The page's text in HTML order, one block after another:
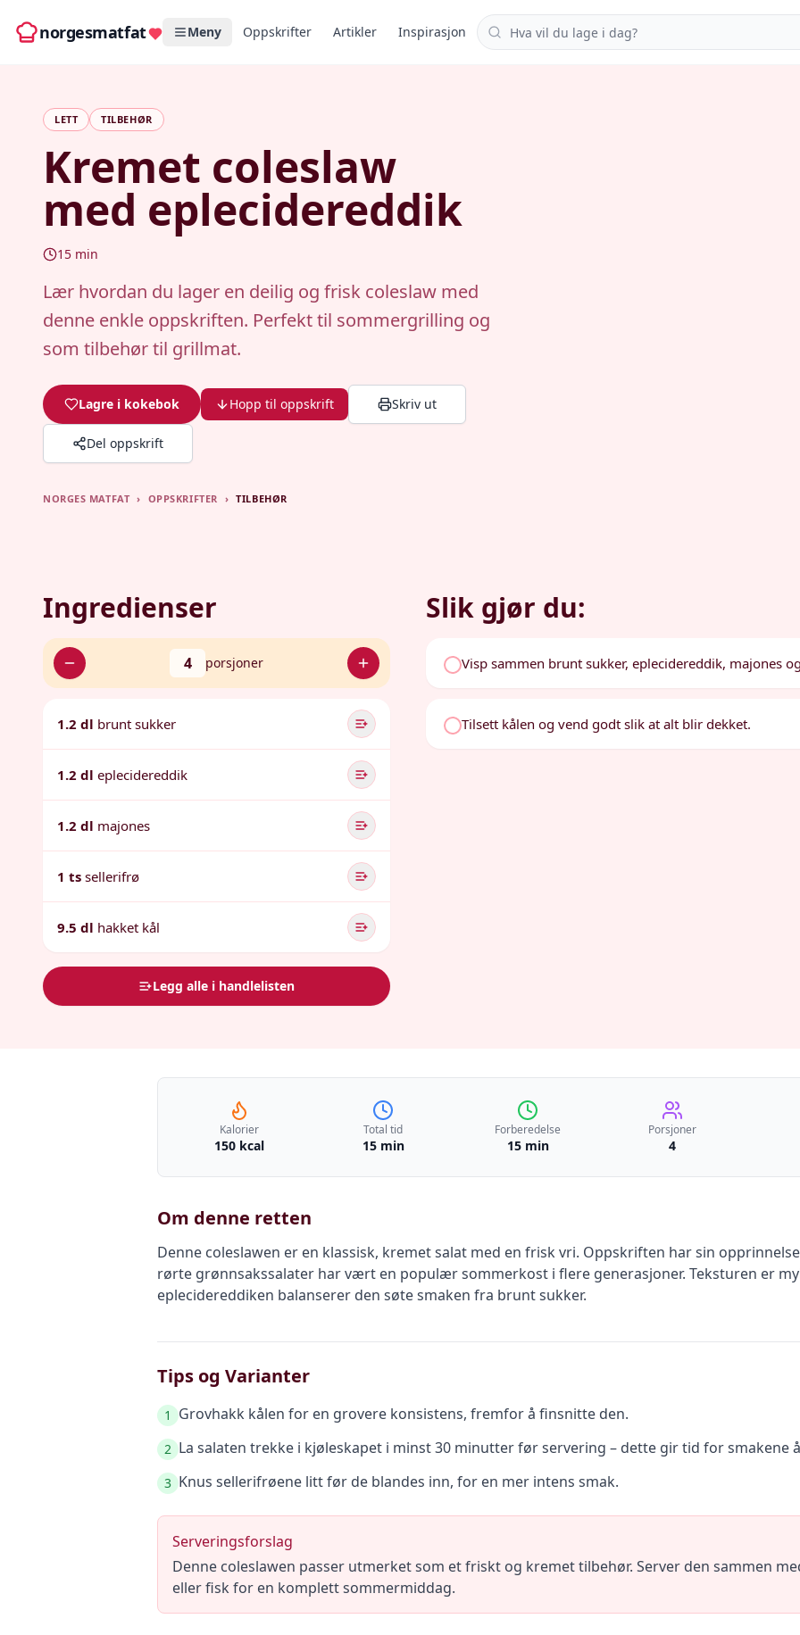
norgesmatfat Meny Oppskrifter Artikler Inspirasjon Søk i oppskrifter
LETT TILBEHØR
Kremet coleslaw
med eplecidereddik
15 min
Lær hvordan du lager en deilig og frisk coleslaw med
denne enkle oppskriften. Perfekt til sommergrilling og
som tilbehør til grillmat.
Lagre i kokebok Hopp til oppskrift Skriv ut
Del oppskrift
NORGES MATFAT › OPPSKRIFTER › TILBEHØR
Ingredienser
4 porsjoner
1.2 dl brunt sukker
1.2 dl eplecidereddik
1.2 dl majones
1 ts sellerifrø
9.5 dl hakket kål
Legg alle i handlelisten
Slik gjør du:
Visp sammen brunt sukker, eplecidereddik, majones
Tilsett kålen og vend godt slik at alt blir dekket.
Kalorier
150 kcal
Total tid
15 min
Forberedelse
15 min
Porsjoner
4
Om denne retten
Denne coleslawen er en klassisk, kremet salat med en frisk vri. Oppskriften har sin
rørte grønnsakssalater har vært en populær sommerkost i flere generasjoner. Teksturen er
eplecidereddiken balanserer den søte smaken fra brunt sukker.
Tips og Varianter
1 Grovhakk kålen for en grovere konsistens, fremfor å finsnitte den.
2 La salaten trekke i kjøleskapet i minst 30 minutter før servering – dette gir tid for smakene
3 Knus sellerifrøene litt før de blandes inn, for en mer intens smak.
Serveringsforslag
Denne coleslawen passer utmerket som et friskt og kremet tilbehør. Server den sammen
eller fisk for en komplett sommermiddag.